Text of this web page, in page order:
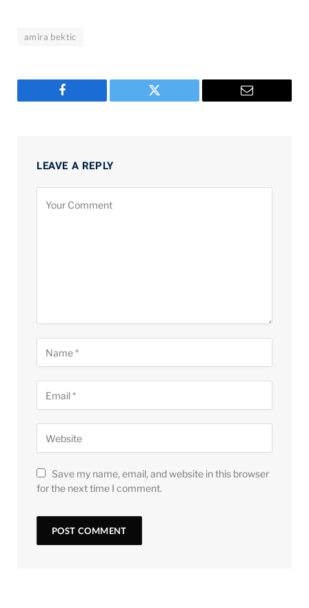
amira bektic
Facebook Twitter Email
LEAVE A REPLY
Save my name, email, and website in this browser
for the next time I comment.